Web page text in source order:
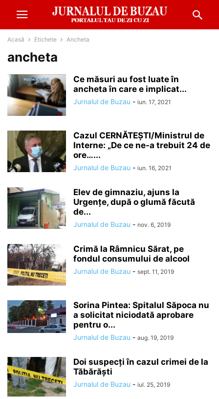
Acasă Etichete Ancheta
ancheta
Ce măsuri au fost luate în
ancheta în care e implicat...
Jurnalul de Buzau - iun. 17, 2021
Cazul CERNĂTEȘTI/Ministrul de
Interne: „De ce ne-a trebuit 24 de
ore…...
Jurnalul de Buzau - iun. 16, 2021
Elev de gimnaziu, ajuns la
Urgențe, după o glumă făcută
de...
Jurnalul de Buzau - nov. 6, 2019
Crimă la Râmnicu Sărat, pe
fondul consumului de alcool
Jurnalul de Buzau - sept. 11, 2019
Sorina Pintea: Spitalul Săpoca nu
a solicitat niciodată aprobare
pentru o...
Jurnalul de Buzau - aug. 19, 2019
Doi suspecți în cazul crimei de la
Tăbărăști
Jurnalul de Buzau - iul. 25, 2019